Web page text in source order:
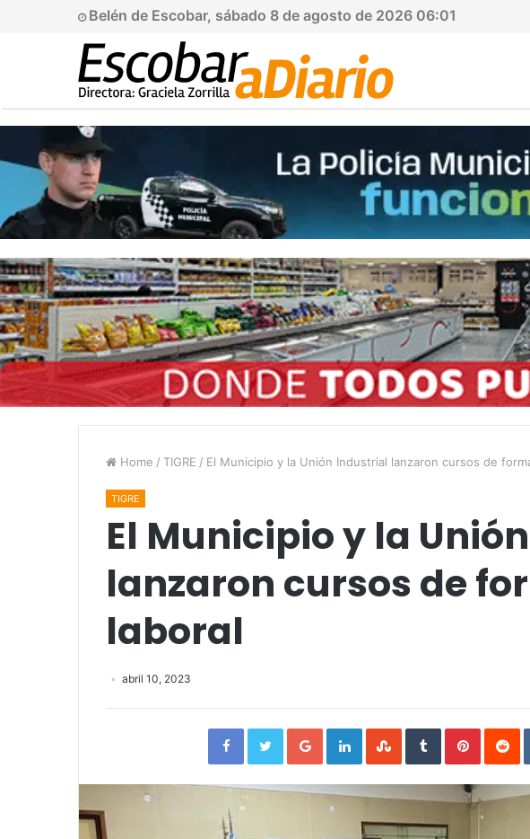
Belén de Escobar, sábado 8 de agosto de 2026 06:01
Home / TIGRE / El Municipio y la Unión Industrial lanzaron cursos de
TIGRE
El Municipio y la
lanzaron cursos de
laboral
abril 10, 2023
FacebookTwitterGoogle+LinkedInStumbleUpon
TumblrPinterest